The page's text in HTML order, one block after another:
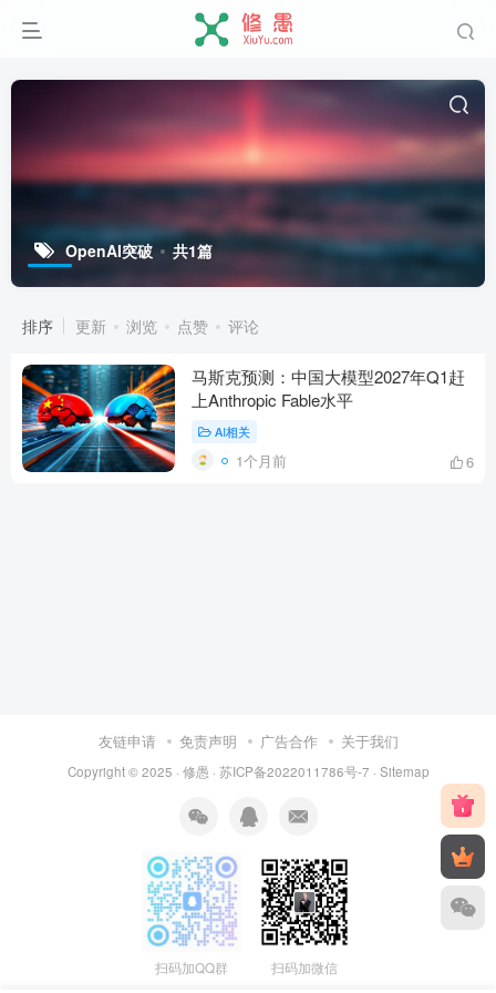
OpenAI突破 共1篇
排序 更新 浏览 点赞 评论
马斯克预测：中国大模型2027年Q1赶
上Anthropic Fable水平
AI相关
1个月前 6
友链申请 免责声明 广告合作 关于我们
Copyright © 2025 · 修愚 · 苏ICP备2022011786号-7 · Sitemap
扫码加QQ群 扫码加微信